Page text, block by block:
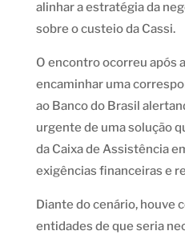
alinhar a estratégia da
sobre o custeio da Cassi.
O encontro ocorreu após
encaminhar uma
ao Banco do Brasil
urgente de uma solução
da Caixa de Assistência
exigências financeiras e
Diante do cenário, houve
entidades de que seria